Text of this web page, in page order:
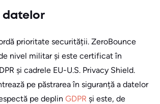
datelor
prioritate securității. ZeroBounce
nivel militar și este certificat în
și cadrele EU-U.S. Privacy Shield.
pe păstrarea în siguranță a datelor
pe deplin GDPR și este, de